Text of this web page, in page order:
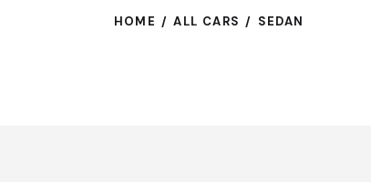
HOME ALL CARS SEDAN